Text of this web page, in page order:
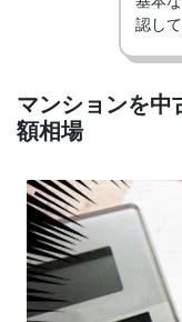
認し
マンションを中
額相場